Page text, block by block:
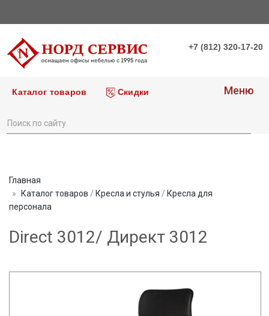
+7 (812) 320-17-20
Каталог товаров Скидки Меню
Главная
Каталог товаров / Кресла и стулья / Кресла для
персонала
Direct 3012/ Директ 3012